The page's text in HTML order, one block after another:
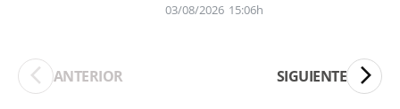
03/08/2026 15:06h
ANTERIOR SIGUIENTE